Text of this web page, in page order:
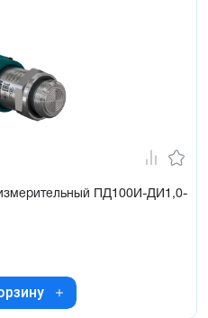
ПД100И-ДИ1,0-